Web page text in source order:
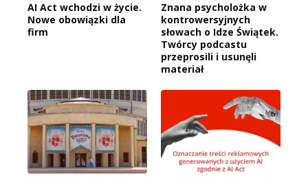
AI Act wchodzi w życie.
Nowe obowiązki dla
firm
Znana psycholożka w
kontrowersyjnych
słowach o Idze Świątek.
Twórcy podcastu
przeprosili i usunęli
materiał